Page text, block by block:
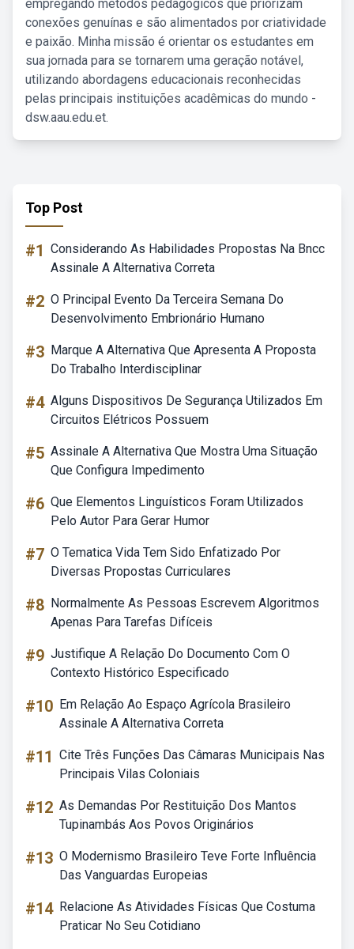
empregando métodos pedagógicos que priorizam
conexões genuínas e são alimentados por criatividade
e paixão. Minha missão é orientar os estudantes em
sua jornada para se tornarem uma geração notável,
utilizando abordagens educacionais reconhecidas
pelas principais instituições acadêmicas do mundo -
dsw.aau.edu.et.
Top Post
#1 Considerando As Habilidades Propostas Na Bncc
Assinale A Alternativa Correta
#2 O Principal Evento Da Terceira Semana Do
Desenvolvimento Embrionário Humano
#3 Marque A Alternativa Que Apresenta A Proposta
Do Trabalho Interdisciplinar
#4 Alguns Dispositivos De Segurança Utilizados Em
Circuitos Elétricos Possuem
#5 Assinale A Alternativa Que Mostra Uma Situação
Que Configura Impedimento
#6 Que Elementos Linguísticos Foram Utilizados
Pelo Autor Para Gerar Humor
#7 O Tematica Vida Tem Sido Enfatizado Por
Diversas Propostas Curriculares
#8 Normalmente As Pessoas Escrevem Algoritmos
Apenas Para Tarefas Difíceis
#9 Justifique A Relação Do Documento Com O
Contexto Histórico Especificado
#10 Em Relação Ao Espaço Agrícola Brasileiro
Assinale A Alternativa Correta
#11 Cite Três Funções Das Câmaras Municipais Nas
Principais Vilas Coloniais
#12 As Demandas Por Restituição Dos Mantos
Tupinambás Aos Povos Originários
#13 O Modernismo Brasileiro Teve Forte Influência
Das Vanguardas Europeias
#14 Relacione As Atividades Físicas Que Costuma
Praticar No Seu Cotidiano